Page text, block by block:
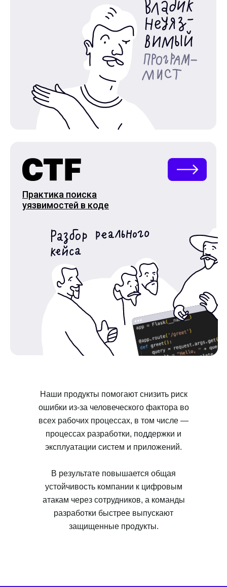
Практика поиска
уязвимостей в коде
Наши продукты помогают снизить риск
ошибки из-за человеческого фактора во
всех рабочих процессах, в том числе —
процессах разработки, поддержки и
эксплуатации систем и приложений.
В результате повышается общая
устойчивость компании к цифровым
атакам через сотрудников, а команды
разработки быстрее выпускают
защищенные продукты.